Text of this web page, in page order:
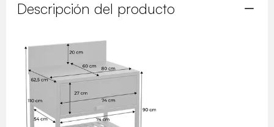
Descripción del producto